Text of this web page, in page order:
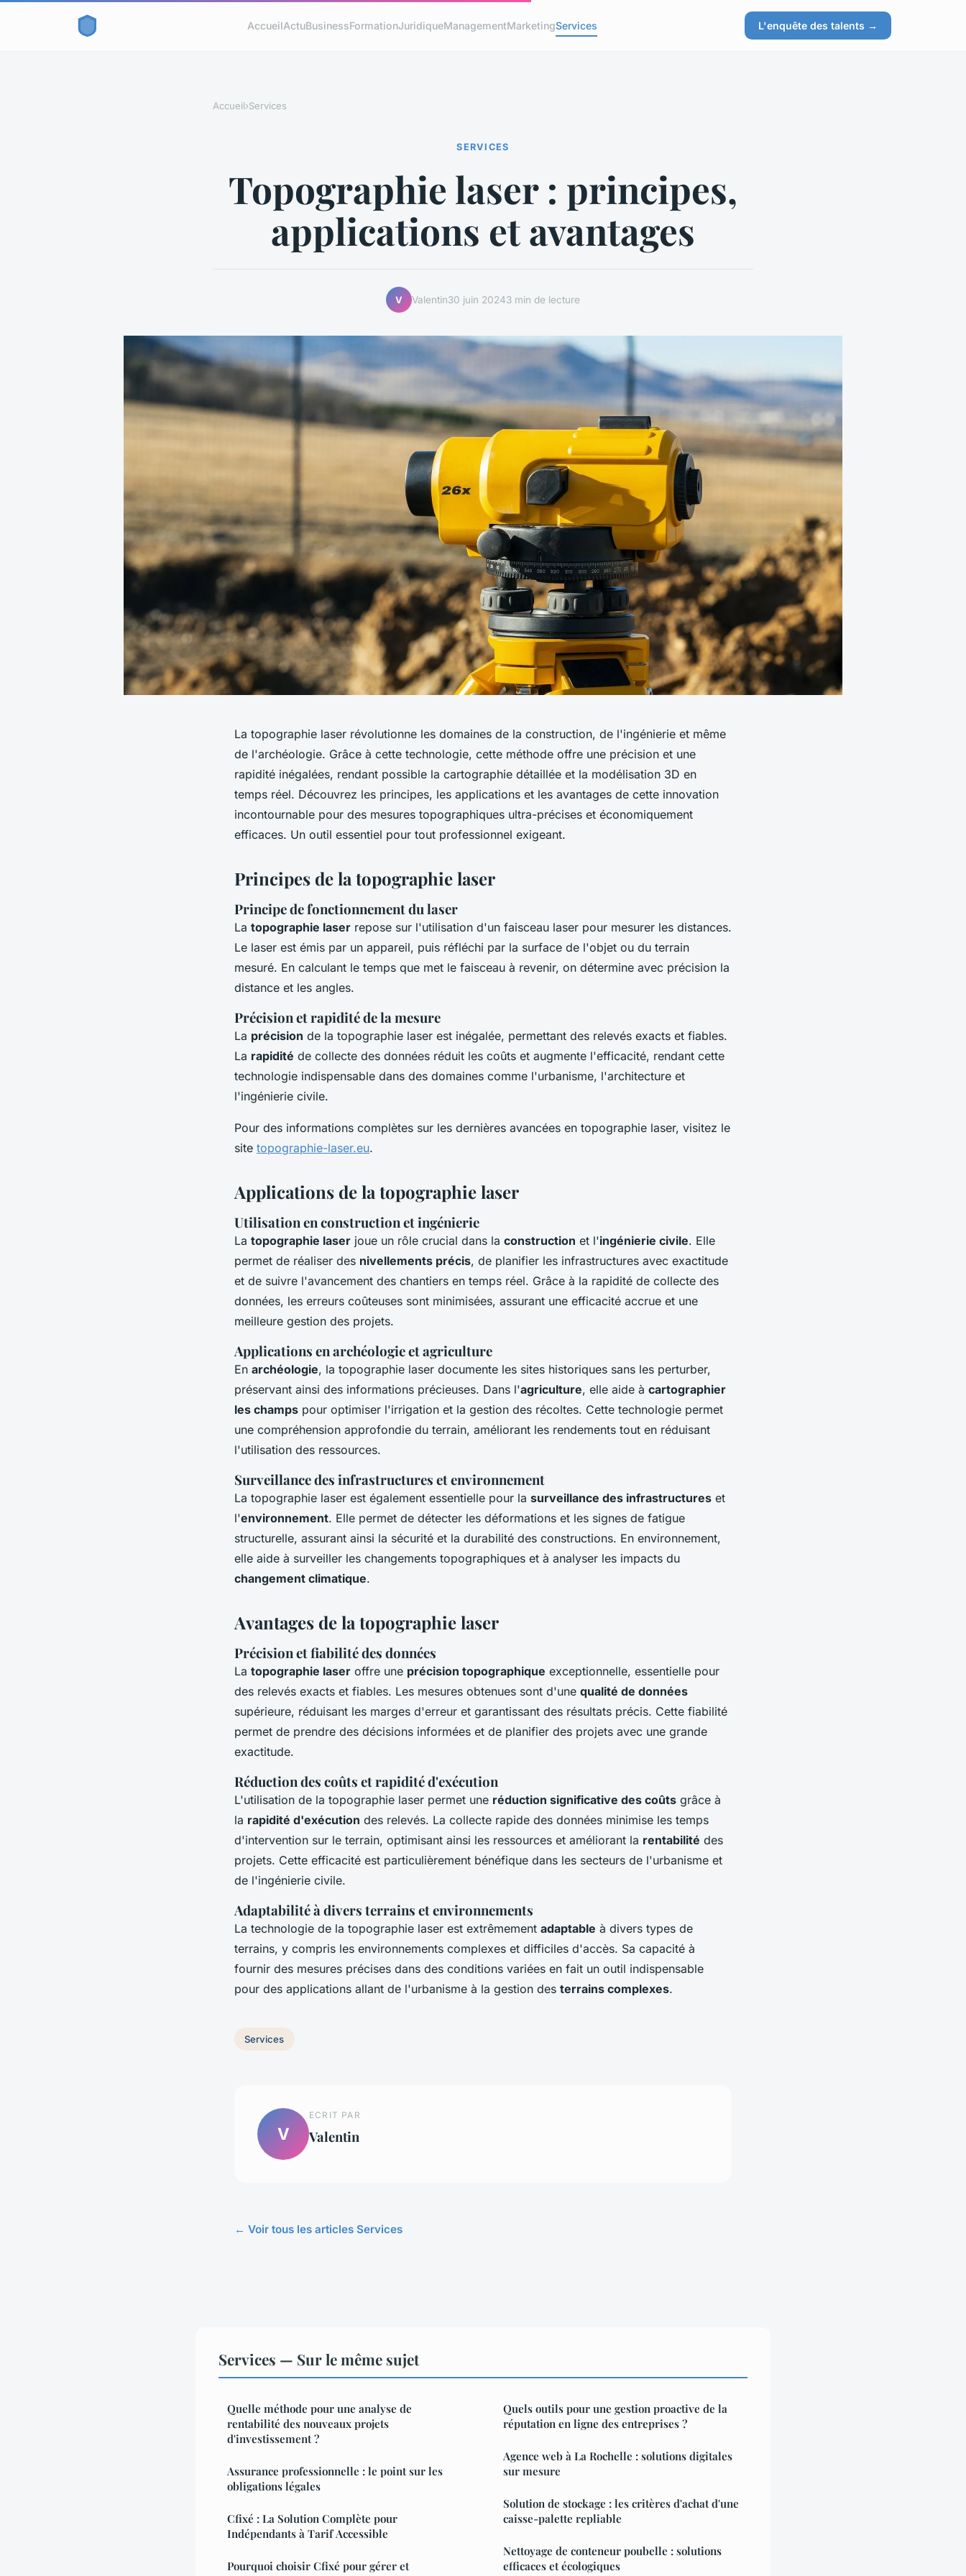
AccueilActuBusinessFormationJuridiqueManagementMarketingServices L'enquête des talents →
Accueil›Services
SERVICES
Topographie laser : principes,
applications et avantages
V Valentin30 juin 20243 min de lecture
La topographie laser révolutionne les domaines de la construction, de l'ingénierie et même
de l'archéologie. Grâce à cette technologie, cette méthode offre une précision et une
rapidité inégalées, rendant possible la cartographie détaillée et la modélisation 3D en
temps réel. Découvrez les principes, les applications et les avantages de cette innovation
incontournable pour des mesures topographiques ultra-précises et économiquement
efficaces. Un outil essentiel pour tout professionnel exigeant.
Principes de la topographie laser
Principe de fonctionnement du laser
La topographie laser repose sur l'utilisation d'un faisceau laser pour mesurer les distances.
Le laser est émis par un appareil, puis réfléchi par la surface de l'objet ou du terrain
mesuré. En calculant le temps que met le faisceau à revenir, on détermine avec précision la
distance et les angles.
Précision et rapidité de la mesure
La précision de la topographie laser est inégalée, permettant des relevés exacts et fiables.
La rapidité de collecte des données réduit les coûts et augmente l'efficacité, rendant cette
technologie indispensable dans des domaines comme l'urbanisme, l'architecture et
l'ingénierie civile.
Pour des informations complètes sur les dernières avancées en topographie laser, visitez le
site topographie-laser.eu.
Applications de la topographie laser
Utilisation en construction et ingénierie
La topographie laser joue un rôle crucial dans la construction et l'ingénierie civile. Elle
permet de réaliser des nivellements précis, de planifier les infrastructures avec exactitude
et de suivre l'avancement des chantiers en temps réel. Grâce à la rapidité de collecte des
données, les erreurs coûteuses sont minimisées, assurant une efficacité accrue et une
meilleure gestion des projets.
Applications en archéologie et agriculture
En archéologie, la topographie laser documente les sites historiques sans les perturber,
préservant ainsi des informations précieuses. Dans l'agriculture, elle aide à cartographier
les champs pour optimiser l'irrigation et la gestion des récoltes. Cette technologie permet
une compréhension approfondie du terrain, améliorant les rendements tout en réduisant
l'utilisation des ressources.
Surveillance des infrastructures et environnement
La topographie laser est également essentielle pour la surveillance des infrastructures et
l'environnement. Elle permet de détecter les déformations et les signes de fatigue
structurelle, assurant ainsi la sécurité et la durabilité des constructions. En environnement,
elle aide à surveiller les changements topographiques et à analyser les impacts du
changement climatique.
Avantages de la topographie laser
Précision et fiabilité des données
La topographie laser offre une précision topographique exceptionnelle, essentielle pour
des relevés exacts et fiables. Les mesures obtenues sont d'une qualité de données
supérieure, réduisant les marges d'erreur et garantissant des résultats précis. Cette fiabilité
permet de prendre des décisions informées et de planifier des projets avec une grande
exactitude.
Réduction des coûts et rapidité d'exécution
L'utilisation de la topographie laser permet une réduction significative des coûts grâce à
la rapidité d'exécution des relevés. La collecte rapide des données minimise les temps
d'intervention sur le terrain, optimisant ainsi les ressources et améliorant la rentabilité des
projets. Cette efficacité est particulièrement bénéfique dans les secteurs de l'urbanisme et
de l'ingénierie civile.
Adaptabilité à divers terrains et environnements
La technologie de la topographie laser est extrêmement adaptable à divers types de
terrains, y compris les environnements complexes et difficiles d'accès. Sa capacité à
fournir des mesures précises dans des conditions variées en fait un outil indispensable
pour des applications allant de l'urbanisme à la gestion des terrains complexes.
Services
V
ECRIT PAR
Valentin
← Voir tous les articles Services
Services — Sur le même sujet
Quelle méthode pour une analyse de
rentabilité des nouveaux projets
d'investissement ?
Assurance professionnelle : le point sur les
obligations légales
Cfixé : La Solution Complète pour
Indépendants à Tarif Accessible
Pourquoi choisir Cfixé pour gérer et
Quels outils pour une gestion proactive de la
réputation en ligne des entreprises ?
Agence web à La Rochelle : solutions digitales
sur mesure
Solution de stockage : les critères d'achat d'une
caisse-palette repliable
Nettoyage de conteneur poubelle : solutions
efficaces et écologiques